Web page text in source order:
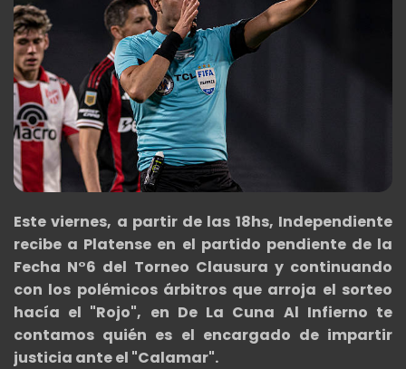
Este viernes, a partir de las 18hs, Independiente
recibe a Platense en el partido pendiente de la
Fecha N°6 del Torneo Clausura y continuando
con los polémicos árbitros que arroja el sorteo
hacía el "Rojo", en De La Cuna Al Infierno te
contamos quién es el encargado de impartir
justicia ante el "Calamar".